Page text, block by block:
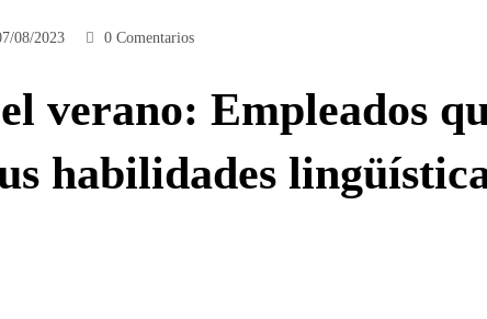
08/2023 0 Comentarios
verano: Empleados
habilidades